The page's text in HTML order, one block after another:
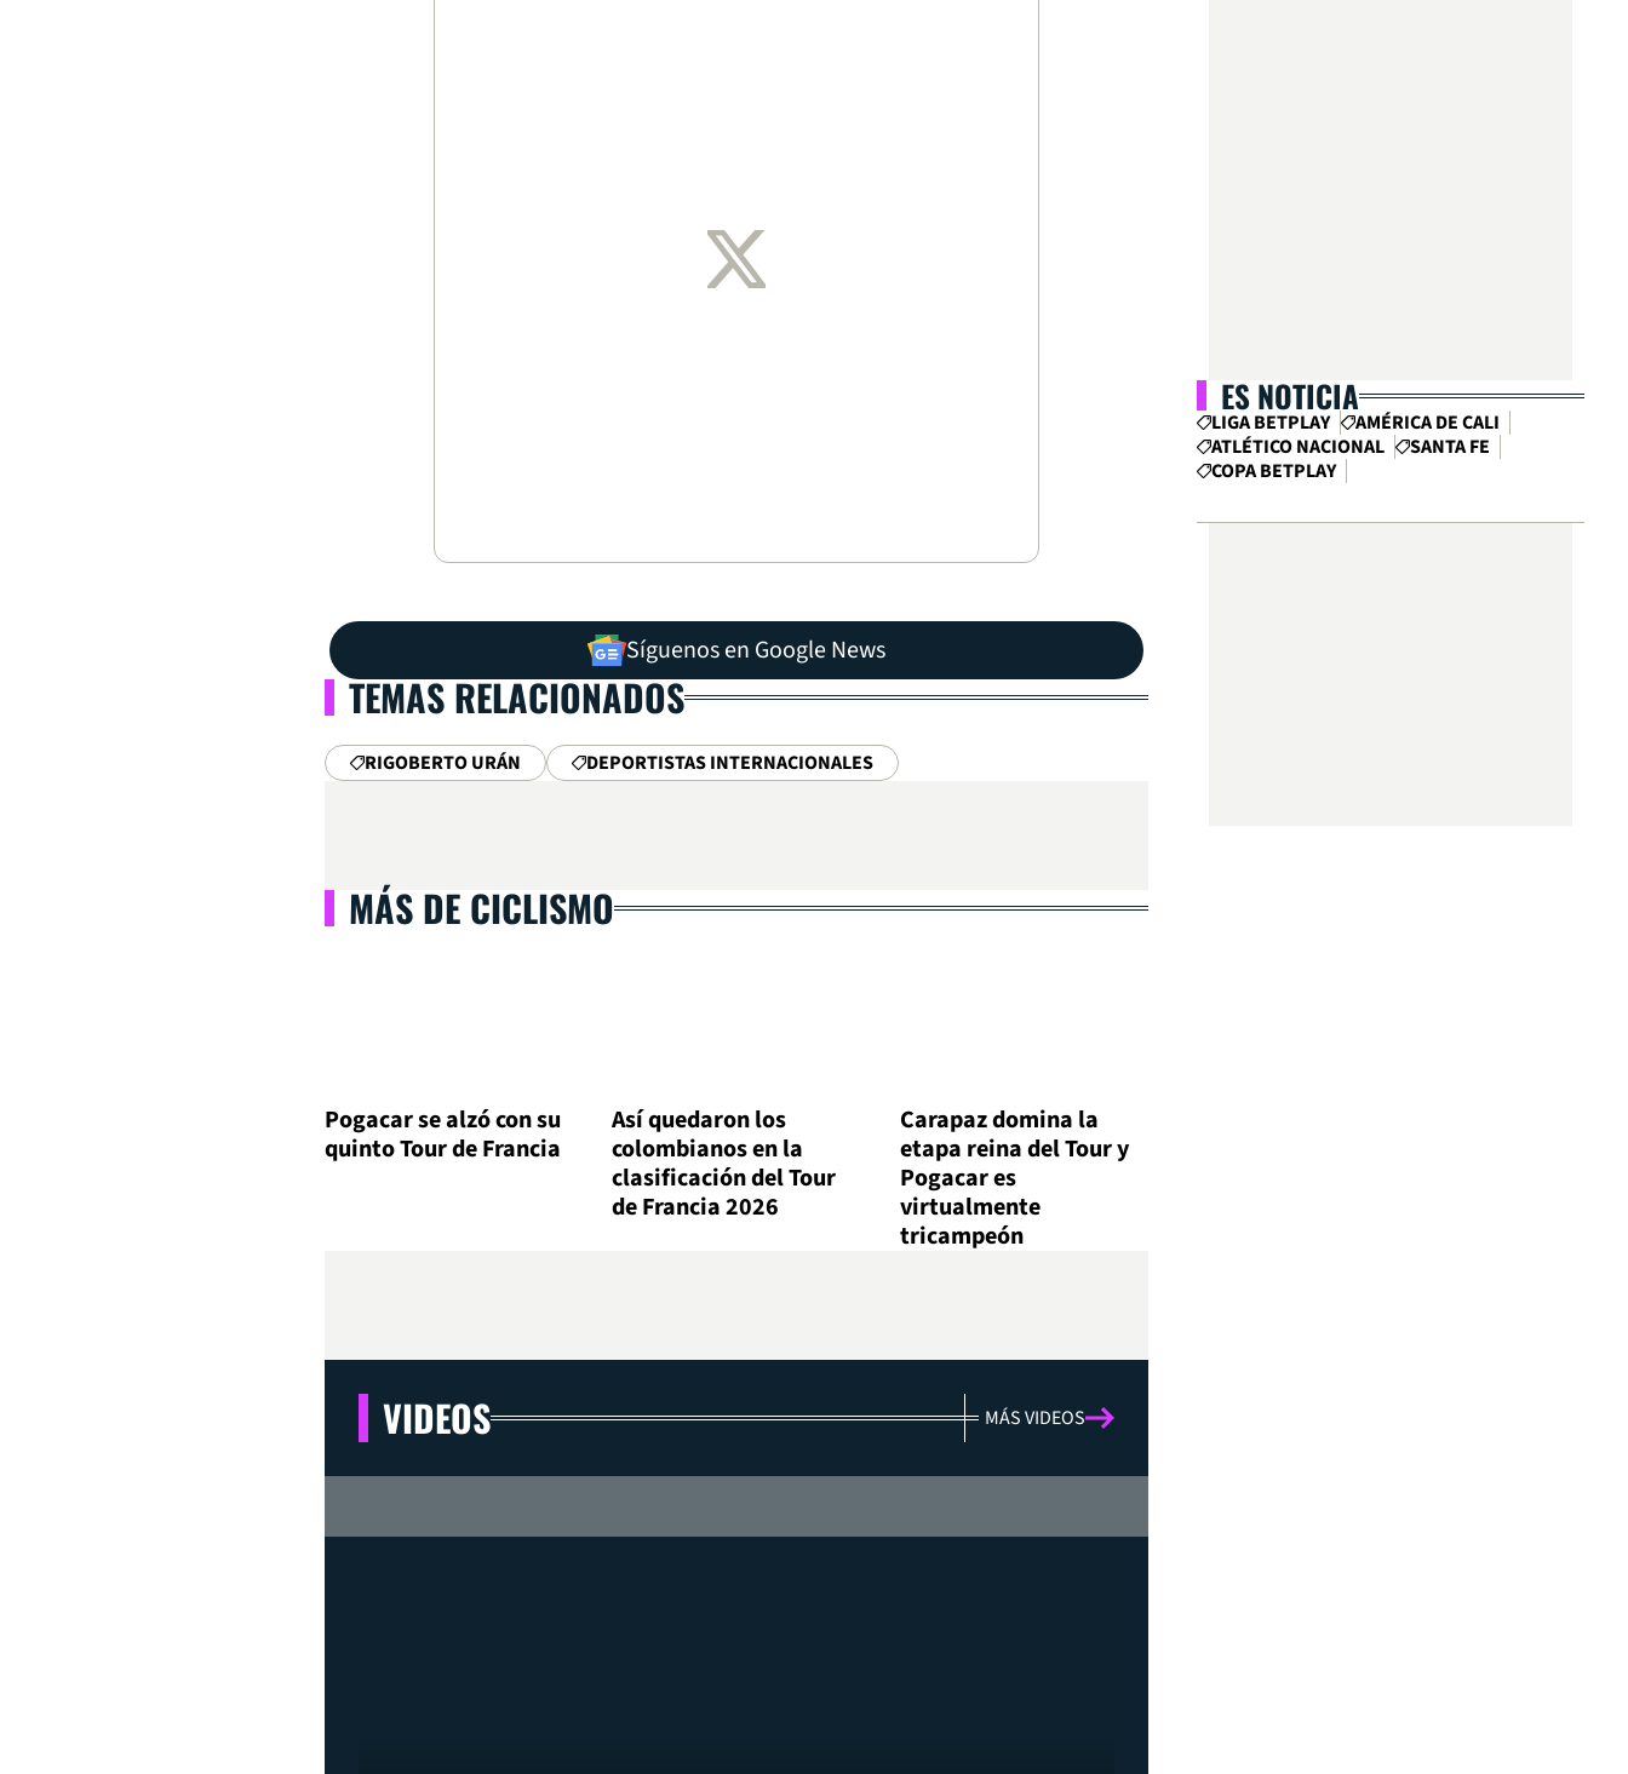
Síguenos en Google News
TEMAS RELACIONADOS
RIGOBERTO URÁN DEPORTISTAS INTERNACIONALES
MÁS DE CICLISMO
Pogacar se alzó con su
quinto Tour de Francia
Así quedaron los
colombianos en la
clasificación del Tour
de Francia 2026
Carapaz domina la
etapa reina del Tour y
Pogacar es
virtualmente
tricampeón
VIDEOS MÁS VIDEOS
ES NOTICIA
LIGA BETPLAY
AMÉRICA DE CALI
ATLÉTICO NACIONAL
SANTA FE
COPA BETPLAY